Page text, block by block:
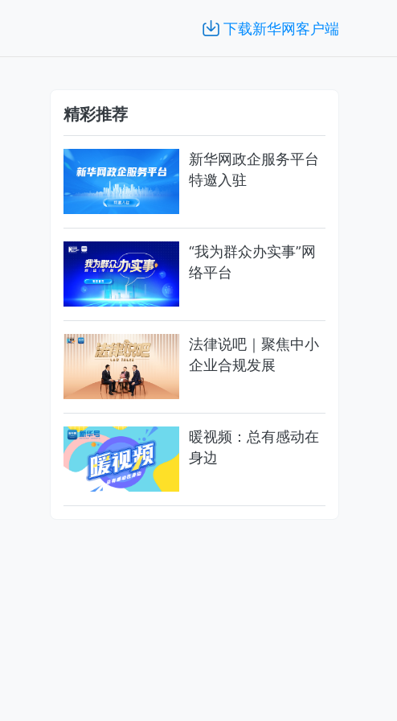
下载新华网客户端
精彩推荐
新华网政企服务平台
特邀入驻
“我为群众办实事”网
络平台
法律说吧｜聚焦中小
企业合规发展
暖视频：总有感动在
身边